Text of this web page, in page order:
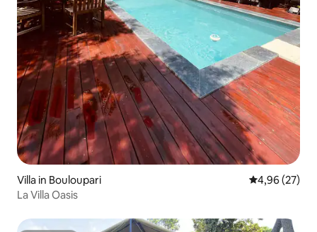
Villa in Bouloupari Gemiddelde
4,96 (27)
La Villa Oasis